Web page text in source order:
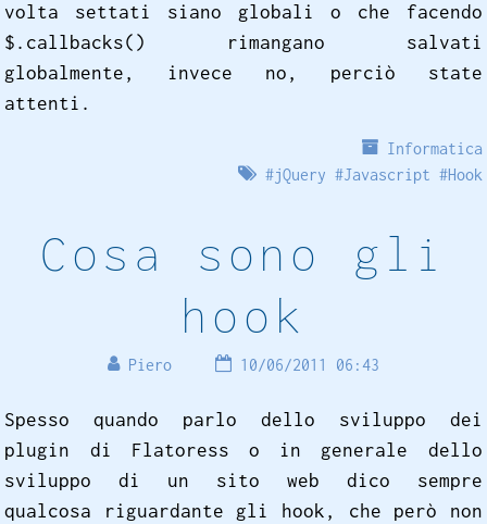
volta settati siano globali o che facendo
$.callbacks() rimangano salvati
globalmente, invece no, perciò state
attenti.
Informatica
#jQuery #Javascript #Hook
Cosa sono gli
hook
Piero 10/06/2011 06:43
Spesso quando parlo dello sviluppo dei
plugin di Flatoress o in generale dello
sviluppo di un sito web dico sempre
qualcosa riguardante gli hook, che però non